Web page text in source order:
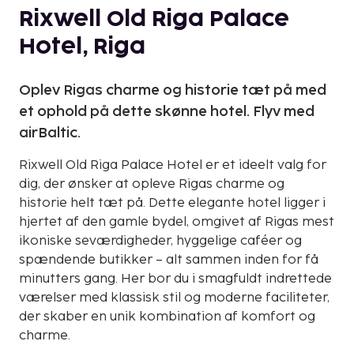
Rixwell Old Riga Palace
Hotel, Riga
Oplev Rigas charme og historie tæt på med
et ophold på dette skønne hotel. Flyv med
airBaltic.
Rixwell Old Riga Palace Hotel er et ideelt valg for
dig, der ønsker at opleve Rigas charme og
historie helt tæt på. Dette elegante hotel ligger i
hjertet af den gamle bydel, omgivet af Rigas mest
ikoniske seværdigheder, hyggelige caféer og
spændende butikker – alt sammen inden for få
minutters gang. Her bor du i smagfuldt indrettede
værelser med klassisk stil og moderne faciliteter,
der skaber en unik kombination af komfort og
charme.